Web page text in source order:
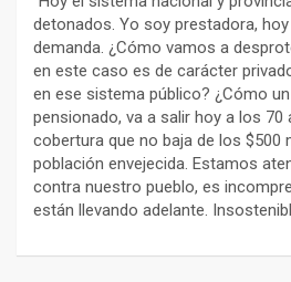
detonados. Yo soy prestadora,
demanda. ¿Cómo vamos a
en este caso es de carácter
en ese sistema público? ¿Cómo
pensionado, va a salir hoy a los 70
cobertura que no baja de los $500
población envejecida. Estamos
contra nuestro pueblo, es
están llevando adelante.